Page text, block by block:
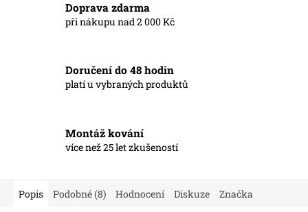
Doprava zdarma
při nákupu nad 2 000 Kč
Doručení do 48 hodin
platí u vybraných produktů
Montáž kování
více než 25 let zkušeností
Popis Podobné (8) Hodnocení Diskuze Značka